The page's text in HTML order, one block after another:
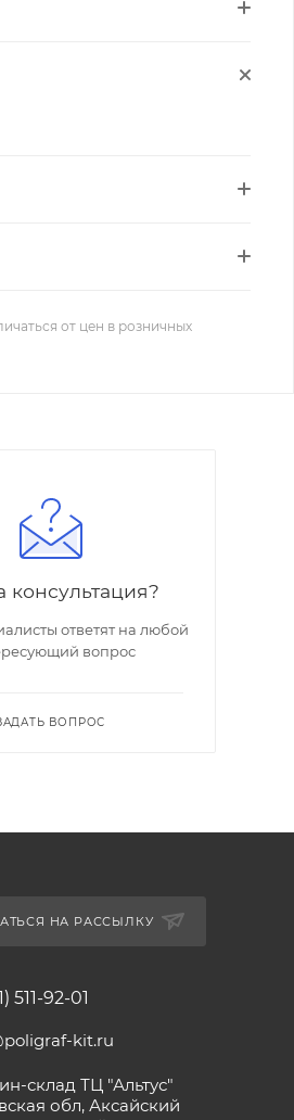
от цен в розничных
консультация?
ответят на любой
вопрос
ВОПРОС
НА РАССЫЛКУ
511-92-01
kit.ru
склад ТЦ "Альтус"
обл, Аксайский